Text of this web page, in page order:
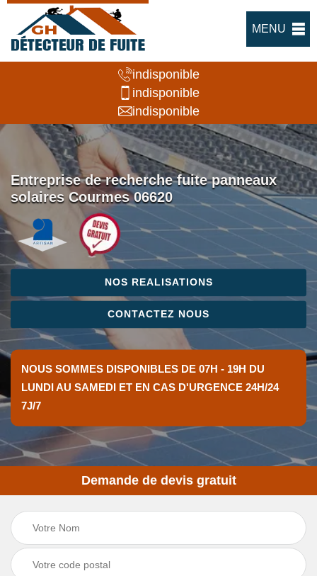
MENU
indisponible
indisponible
indisponible
Entreprise de recherche fuite panneaux
solaires Courmes 06620
NOS REALISATIONS
CONTACTEZ NOUS
NOUS SOMMES DISPONIBLES DE 07H - 19H DU
LUNDI AU SAMEDI ET EN CAS D'URGENCE 24H/24
7J/7
Demande de devis gratuit